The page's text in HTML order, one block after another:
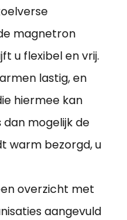
magnetron
u flexibel en vrij.
lastig, en
hiermee kan
dan mogelijk de
warm bezorgd, u
overzicht met
aangevuld